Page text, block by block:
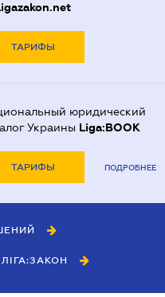
ТАРИФЫ
юридический
Украины Liga:BOOK
ТАРИФЫ ПОДРОБНЕЕ